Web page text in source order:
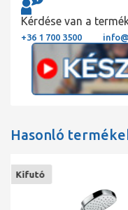
Kérdése van a
+36 1 700 3500
Hasonló
Kifutó